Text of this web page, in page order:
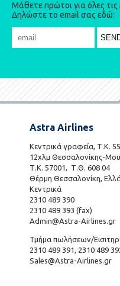
Μάθετε πρώτοι για όλες
Δηλώστε το email σας εδώ:
Astra Airlines
Κεντρικά γραφεία, Τ.Κ.
12χλμ Θεσσαλονίκης-
Τ.Κ. 57001, Τ.Θ. 608 04
Θέρμη Θεσσαλονίκη,
Κεντρικά
2310 489 390
2310 489 393 (fax)
Admin@Astra-Airlines.gr
Τμήμα πωλήσεων/
2310 489 391, 2310 489
Sales@Astra-Airlines.gr